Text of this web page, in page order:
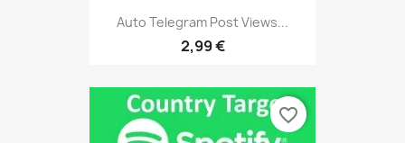
Auto Telegram Post Views...
2,99 €
favorite_border